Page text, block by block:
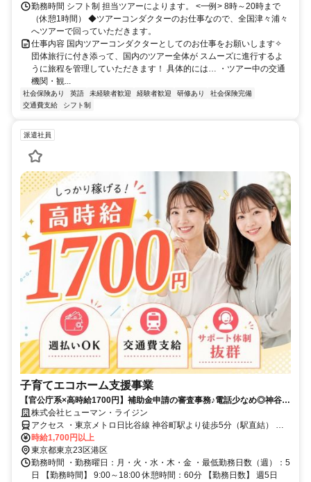
勤務時間 シフト制 担当ツアーによります。 <一例> 8時～20時まで
（休憩1時間） ◆ツアーコンダクターのお仕事なので、全国津々浦々
へツアーで回っていただきます。
仕事内容 国内ツアーコンダクターとしてのお仕事をお願いします✧
団体旅行に付き添って、国内のツアー全体が スムーズに進行するよ
うに旅程を管理していただきます！ 具体的には… ・ツアー中の交通
機関・観...
社会保険あり 英語 未経験者歓迎 経験者歓迎 研修あり
社会保険完備
交通費支給
シフト制
派遣社員
子育てエコホーム支援事業
【官公庁系×高時給1700円】補助金申請の審査事務♪電話少なめ◎神谷町
駅直結のキレイなオフィス！＃週払いOK
株式会社ヒューマン・ライジン
アクセス ・東京メトロ日比谷線 神谷町駅より徒歩5分（駅直結） ・
東京メトロ南北線 六本木一丁目駅より徒歩10分 ・都営三田線 御成門
駅より徒歩15分 ・JR各線 新橋駅より徒歩20分
時給1,700円以上
東京都東京23区港区
勤務時間 ・勤務曜日：月・火・水・木・金 ・最低勤務日数（週）：5
日 【勤務時間】 9:00～18:00 休憩時間：60分 【勤務日数】 週5日